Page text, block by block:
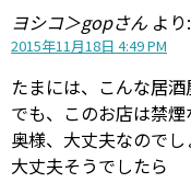
ヨシコ＞gopさん より:
2015年11月18日 4:49 PM
たまには、こんな居酒
でも、このお店は禁煙
奥様、大丈夫なのでし
大丈夫そうでしたら